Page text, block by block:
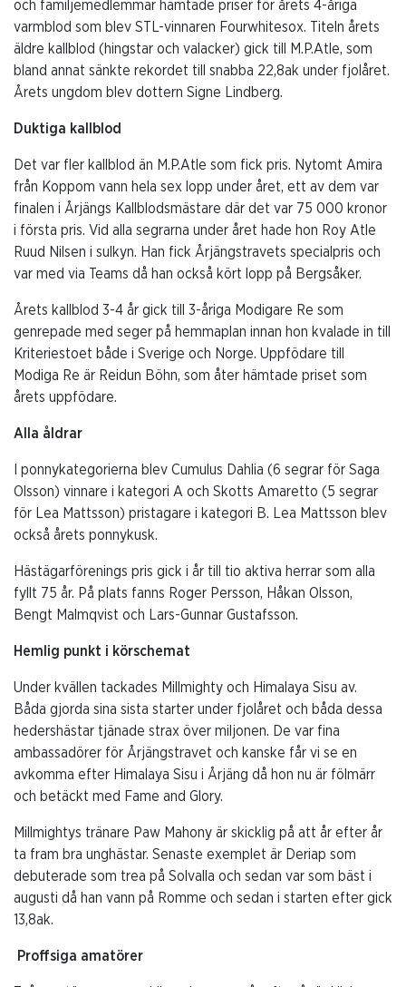
och familjemedlemmar hämtade priser för årets 4-åriga
varmblod som blev STL-vinnaren Fourwhitesox. Titeln årets
äldre kallblod (hingstar och valacker) gick till M.P.Atle, som
bland annat sänkte rekordet till snabba 22,8ak under fjolåret.
Årets ungdom blev dottern Signe Lindberg.
Duktiga kallblod
Det var fler kallblod än M.P.Atle som fick pris. Nytomt Amira
från Koppom vann hela sex lopp under året, ett av dem var
finalen i Årjängs Kallblodsmästare där det var 75 000 kronor
i första pris. Vid alla segrarna under året hade hon Roy Atle
Ruud Nilsen i sulkyn. Han fick Årjängstravets specialpris och
var med via Teams då han också kört lopp på Bergsåker.
Årets kallblod 3-4 år gick till 3-åriga Modigare Re som
genrepade med seger på hemmaplan innan hon kvalade in till
Kriteriestoet både i Sverige och Norge. Uppfödare till
Modiga Re är Reidun Böhn, som åter hämtade priset som
årets uppfödare.
Alla åldrar
I ponnykategorierna blev Cumulus Dahlia (6 segrar för Saga
Olsson) vinnare i kategori A och Skotts Amaretto (5 segrar
för Lea Mattsson) pristagare i kategori B. Lea Mattsson blev
också årets ponnykusk.
Hästägarförenings pris gick i år till tio aktiva herrar som alla
fyllt 75 år. På plats fanns Roger Persson, Håkan Olsson,
Bengt Malmqvist och Lars-Gunnar Gustafsson.
Hemlig punkt i körschemat
Under kvällen tackades Millmighty och Himalaya Sisu av.
Båda gjorda sina sista starter under fjolåret och båda dessa
hedershästar tjänade strax över miljonen. De var fina
ambassadörer för Årjängstravet och kanske får vi se en
avkomma efter Himalaya Sisu i Årjäng då hon nu är fölmärr
och betäckt med Fame and Glory.
Millmightys tränare Paw Mahony är skicklig på att år efter år
ta fram bra unghästar. Senaste exemplet är Deriap som
debuterade som trea på Solvalla och sedan var som bäst i
augusti då han vann på Romme och sedan i starten efter gick
13,8ak.
Proffsiga amatörer